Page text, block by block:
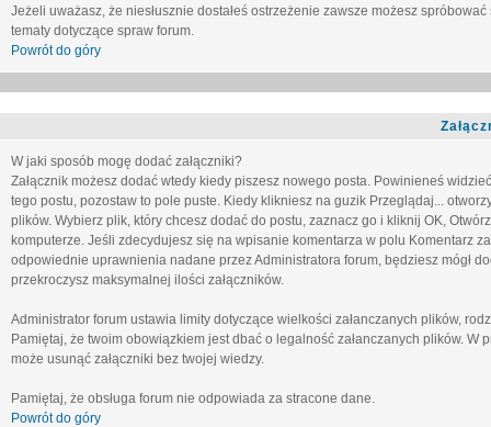
Jeżeli uważasz, że niesłusznie dostałeś ostrzeżenie zawsze możesz
tematy dotyczące spraw forum.
Powrót do góry
W jaki sposób mogę dodać załączniki?
Załącznik możesz dodać wtedy kiedy piszesz nowego posta. Powinieneś
tego postu, pozostaw to pole puste. Kiedy klikniesz na guzik Przeglądaj...
plików. Wybierz plik, który chcesz dodać do postu, zaznacz go i kliknij OK,
komputerze. Jeśli zdecydujesz się na wpisanie komentarza w polu Komentarz
odpowiednie uprawnienia nadane przez Administratora forum, będziesz mógł
przekroczysz maksymalnej ilości załączników.
Administrator forum ustawia limity dotyczące wielkości załanczanych plików,
Pamiętaj, że twoim obowiązkiem jest dbać o legalność załanczanych plików.
może usunąć załączniki bez twojej wiedzy.
Pamiętaj, że obsługa forum nie odpowiada za stracone dane.
Powrót do góry